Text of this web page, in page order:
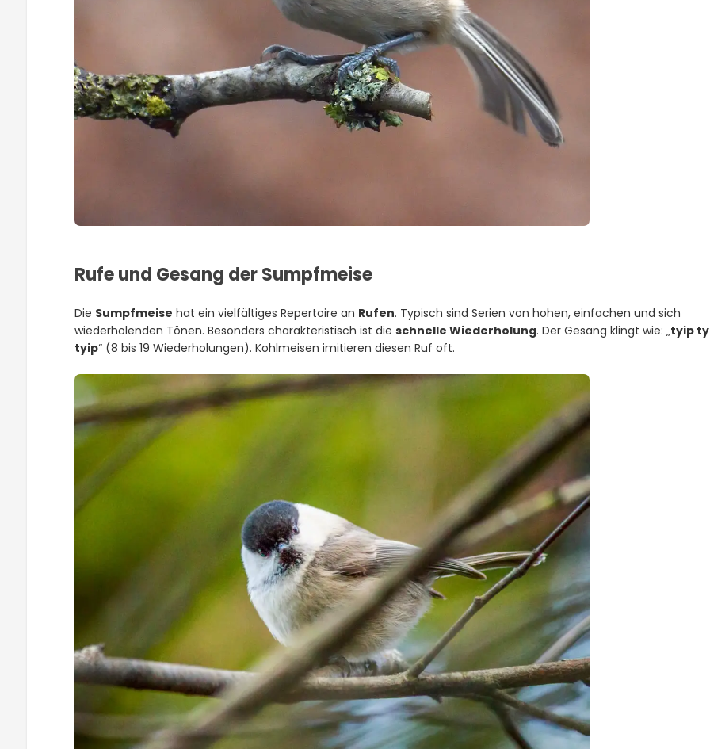
Rufe und Gesang der Sumpfmeise
Die Sumpfmeise hat ein vielfältiges Repertoire an Rufen. Typisch sind Serien von hohen, einfachen und sich
wiederholenden Tönen. Besonders charakteristisch ist die schnelle Wiederholung. Der Gesang klingt wie: „tyip
tyip“ (8 bis 19 Wiederholungen). Kohlmeisen imitieren diesen Ruf oft.